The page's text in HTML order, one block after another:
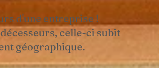
d'une entreprise !
celle-ci subit
géographique.